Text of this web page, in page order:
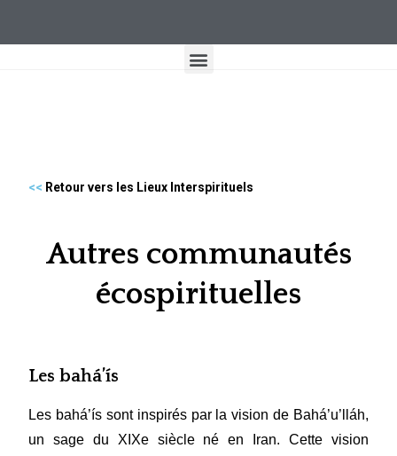
<< Retour vers les Lieux Interspirituels
Autres communautés
écospirituelles
Les bahá’ís
Les bahá’ís sont inspirés par la vision de Bahá’u’lláh,
un sage du XIXe siècle né en Iran. Cette vision